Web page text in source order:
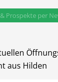
Prospekte per
aus Hilden